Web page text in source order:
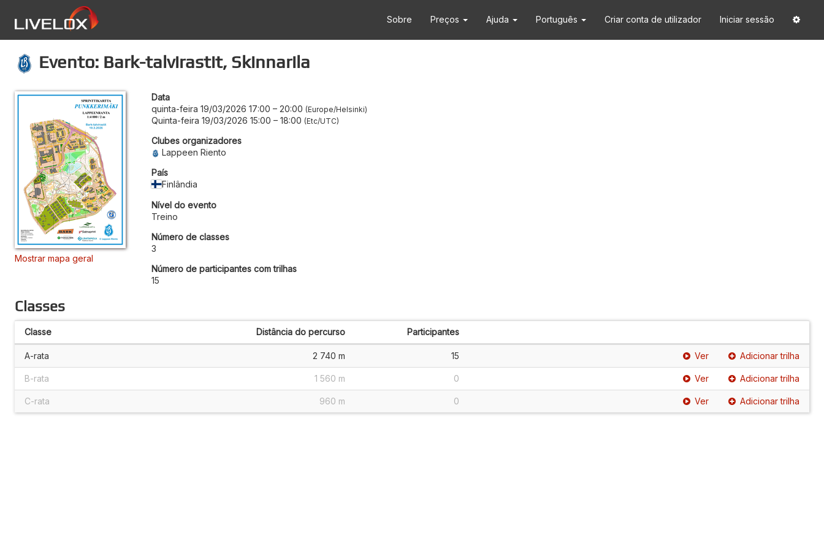
Sobre Preços Ajuda Português Criar conta de utilizador Iniciar sessão
Evento: Bark-talvirastit, Skinnarila
Mostrar mapa geral
Data
quinta-feira 19/03/2026 17:00 – 20:00 Europe/Helsinki
Quinta-feira 19/03/2026 15:00 – 18:00 Etc/UTC
Clubes organizadores
Lappeen Riento
País
Finlândia
Nível do evento
Treino
Número de classes
3
Número de participantes com trilhas
15
Classes
Classe Distância do percurso Participantes
A-rata 2 740 m 15 Ver Adicionar trilha
B-rata 1 560 m 0 Ver Adicionar trilha
C-rata 960 m 0 Ver Adicionar trilha